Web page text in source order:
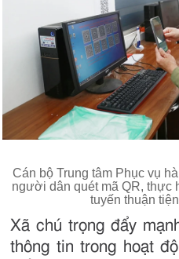
Cán bộ Trung tâm Phục vụ
người dân quét mã QR, thực
tuyến thuận
Xã chú trọng đẩy
thông tin trong hoạt